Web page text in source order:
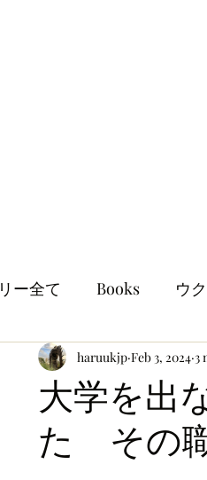
ー全て Books ウ
界情勢 イギリス生活
スポーツ ヨーロ
大学を出
た その
haruukjp Feb 3, 2024 3